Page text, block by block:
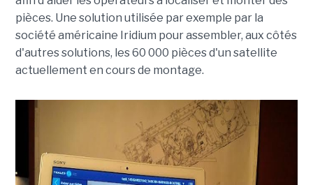
pièces. Une solution utilisée par exemple par la
société américaine Iridium pour assembler, aux côtés
d'autres solutions, les 60 000 pièces d'un satellite
actuellement en cours de montage.